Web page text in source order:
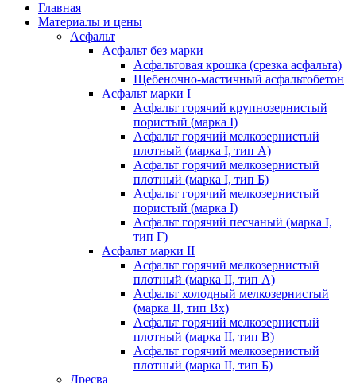
Главная
Материалы и цены
Асфальт
Асфальт без марки
Асфальтовая крошка (срезка асфальта)
Щебеночно-мастичный асфальтобетон
Асфальт марки I
Асфальт горячий крупнозернистый
пористый (марка I)
Асфальт горячий мелкозернистый
плотный (марка I, тип А)
Асфальт горячий мелкозернистый
плотный (марка I, тип Б)
Асфальт горячий мелкозернистый
пористый (марка I)
Асфальт горячий песчаный (марка I,
тип Г)
Асфальт марки II
Асфальт горячий мелкозернистый
плотный (марка II, тип А)
Асфальт холодный мелкозернистый
(марка II, тип Вх)
Асфальт горячий мелкозернистый
плотный (марка II, тип В)
Асфальт горячий мелкозернистый
плотный (марка II, тип Б)
Дресва